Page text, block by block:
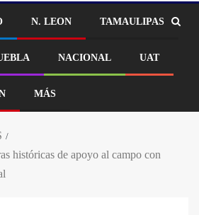
N. LEON TAMAULIPAS
NACIONAL UAT
MÁS
históricas de apoyo al campo con